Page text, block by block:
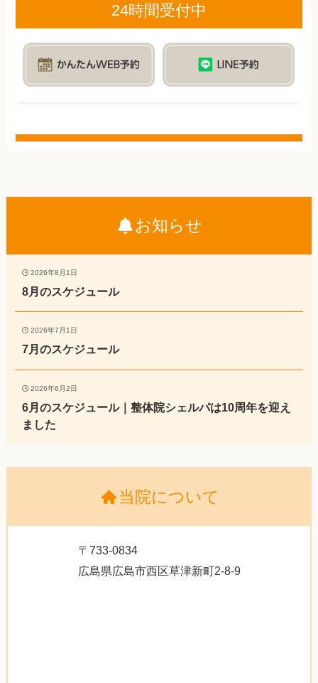
24時間受付中
お知らせ
2026年8月1日
8月のスケジュール
2026年7月1日
7月のスケジュール
2026年6月2日
6月のスケジュール｜整体院シェルパは10周年を迎え
ました
当院について
〒733-0834
広島県広島市西区草津新町2-8-9